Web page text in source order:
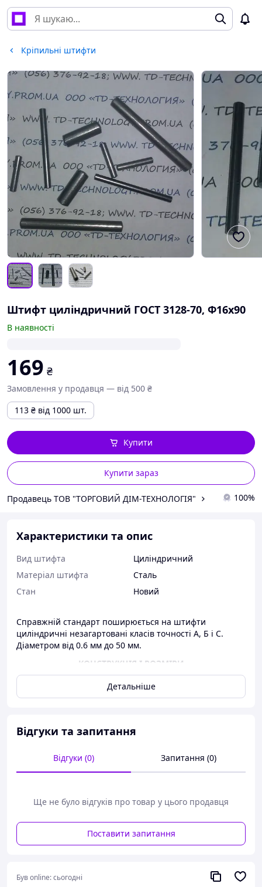
Кріпильні штифти
Штифт циліндричний ГОСТ 3128-70, Ф16х90
В наявності
169 ₴
Замовлення у продавця — від 500 ₴
113 ₴ від 1000 шт.
Купити зараз
Купити
Продавець ТОВ "ТОРГОВИЙ ДІМ-ТЕХНОЛОГІЯ" 100%
Характеристики та опис
Вид штифта
Циліндричний
Матеріал штифта
Сталь
Стан
Новий
Справжній стандарт поширюється на штифти
циліндричні незагартовані класів точності А, Б і С.
Діаметром від 0.6 мм до 50 мм.
КОНСТРУКЦІЯ І РОЗМІРИ
Детальніше
Відгуки та запитання
Відгуки (0) Запитання (0)
Ще не було відгуків про товар у цього продавця
Поставити запитання
Був online:сьогодні